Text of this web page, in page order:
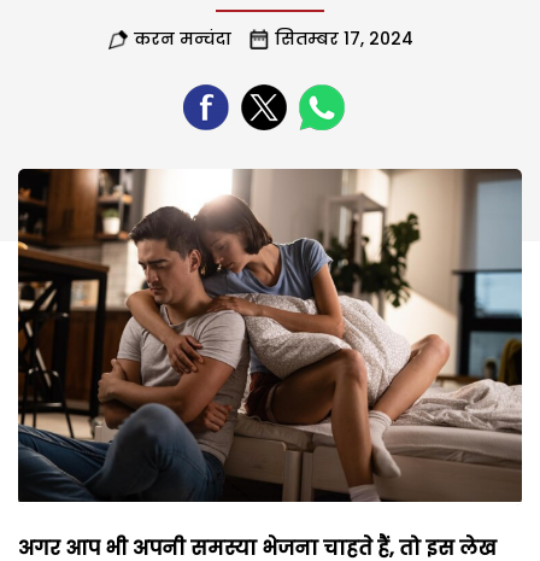
करन मन्चंदा सितम्बर 17, 2024
अगर आप भी अपनी समस्या भेजना चाहते हैं, तो इस लेख